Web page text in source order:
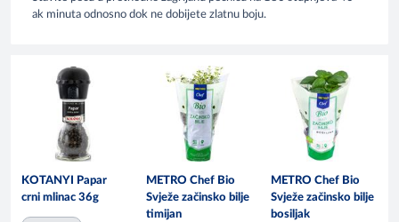
ak minuta odnosno dok ne dobijete zlatnu boju.
KOTANYI Papar
crni mlinac 36g
METRO Chef Bio
Svježe začinsko bilje
timijan
METRO Chef Bio
Svježe začinsko bilje
bosiljak